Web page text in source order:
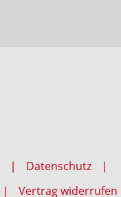
Datenschutz
Vertrag widerrufen